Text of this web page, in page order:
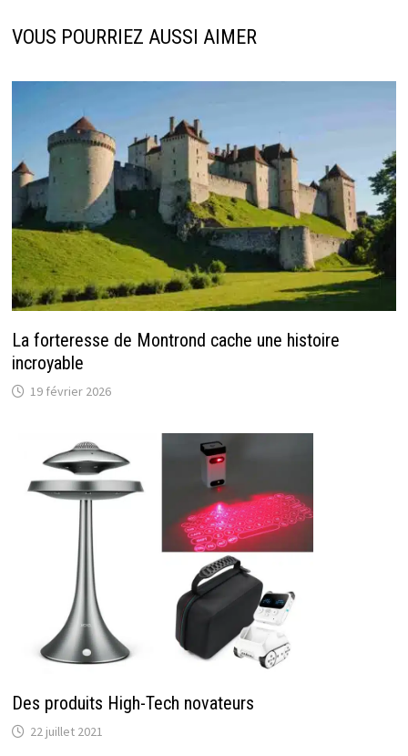
VOUS POURRIEZ AUSSI AIMER
La forteresse de Montrond cache une histoire
incroyable
19 février 2026
Des produits High-Tech novateurs
22 juillet 2021